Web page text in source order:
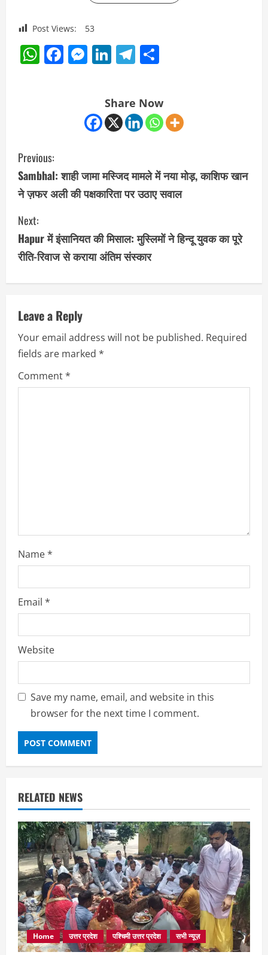
Post Views: 53
WhatsApp
Facebook
Messenger
LinkedIn
Telegram
Share Now
C
o
n
t
i
n
e
R
e
Previous:
Sambhal: शाही जामा मस्जिद मामले में नया मोड़, काशिफ खान
ने ज़फर अली की पक्षकारिता पर उठाए सवाल
Next:
Hapur में इंसानियत की मिसाल: मुस्लिमों ने हिन्दू युवक का पूरे
रीति-रिवाज से कराया अंतिम संस्कार
Leave a Reply
Your email address will not be published. Required
fields are marked *
Comment*
Name*
Email *
Website
Save my name, email, and website in this
browser for the next time I comment.
RELATED NEWS
Home उत्तर प्रदेश पश्चिमी उत्तर प्रदेश सभी न्यूज़